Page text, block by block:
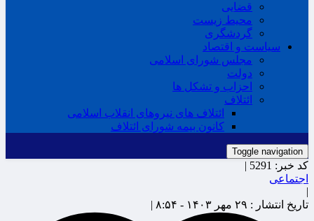
قضایی
محیط زیست
گردشگری
سیاست و اقتصاد
مجلس شورای اسلامی
دولت
احزاب و تشکل ها
ائتلاف
ائتلاف های نیروهای انقلاب اسلامی
کانون بیمه شورای ائتلاف
Toggle navigation
کد خبر: 5291 |
اجتماعی
|
تاریخ انتشار : ۲۹ مهر ۱۴۰۳ - ۸:۵۴ |